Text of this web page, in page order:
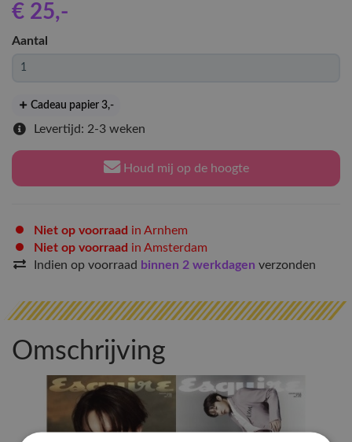
€ 25,-
Aantal
Cadeau papier 3,-
Levertijd: 2-3 weken
Houd mij op de hoogte
Niet op voorraad in Arnhem
Niet op voorraad in Amsterdam
Indien op voorraad binnen 2 werkdagen verzonden
Omschrijving